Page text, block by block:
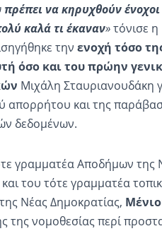
πρέπει να κηρυχθούν ένοχοι
καλά τι έκαναν»τόνισε η
την ενοχή τόσο
όσο και του πρώην
Μιχάλη Σταυριανουδάκη
απορρήτου και της
δεδομένων.
γραμματέα Αποδήμων της
και του τότε γραμματέα
Νέας Δημοκρατίας,
της νομοθεσίας περί